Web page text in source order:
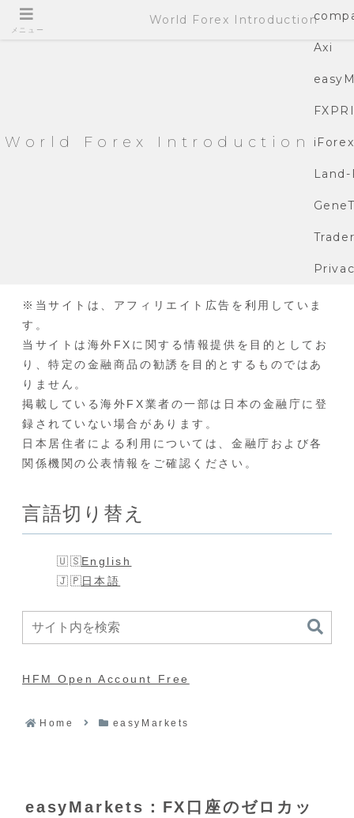
World Forex Introduction
Axi
iForex
Land-
※当サイトは、アフィリエイト広告を利用していま
す。
当サイトは海外FXに関する情報提供を目的としてお
り、特定の金融商品の勧誘を目的とするものではあ
りません。
掲載している海外FX業者の一部は日本の金融庁に登
録されていない場合があります。
日本居住者による利用については、金融庁および各
関係機関の公表情報をご確認ください。
言語切り替え
English
日本語
HFM Open Account Free
Home easyMarkets
easyMarkets：FX口座のゼロカッ
メニュー
World Forex Introduction